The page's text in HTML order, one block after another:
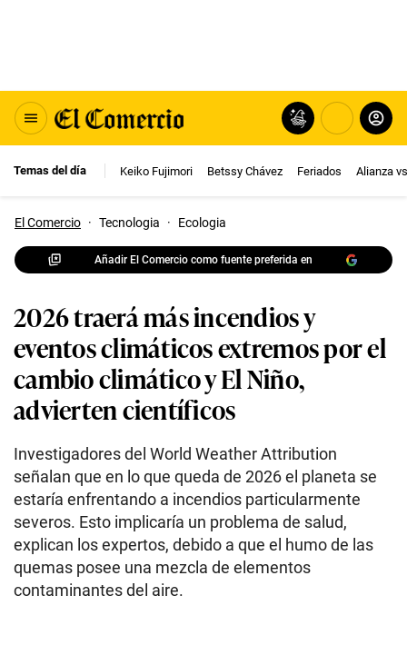
Temas del día Keiko Fujimori Betssy Chávez Feriados Alianza
El Comercio · Tecnologia · Ecologia
Añadir El Comercio como fuente preferida en
2026 traerá más incendios y
eventos climáticos extremos por el
cambio climático y El Niño,
advierten científicos
Investigadores del World Weather Attribution
señalan que en lo que queda de 2026 el planeta se
estaría enfrentando a incendios particularmente
severos. Esto implicaría un problema de salud,
explican los expertos, debido a que el humo de las
quemas posee una mezcla de elementos
contaminantes del aire.